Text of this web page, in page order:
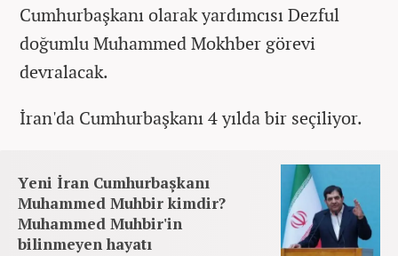
Cumhurbaşkanı olarak yardımcısı Dezful
doğumlu Muhammed Mokhber görevi
devralacak.
İran'da Cumhurbaşkanı 4 yılda bir seçiliyor.
Yeni İran Cumhurbaşkanı
Muhammed Muhbir kimdir?
Muhammed Muhbir'in
bilinmeyen hayatı